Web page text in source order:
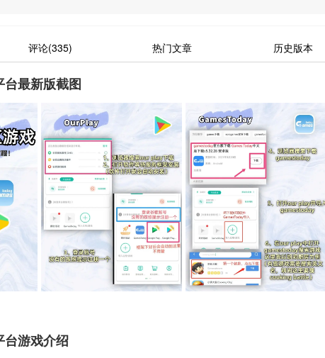
评论(335) 热门文章 历史版本
台最新版截图
台游戏介绍